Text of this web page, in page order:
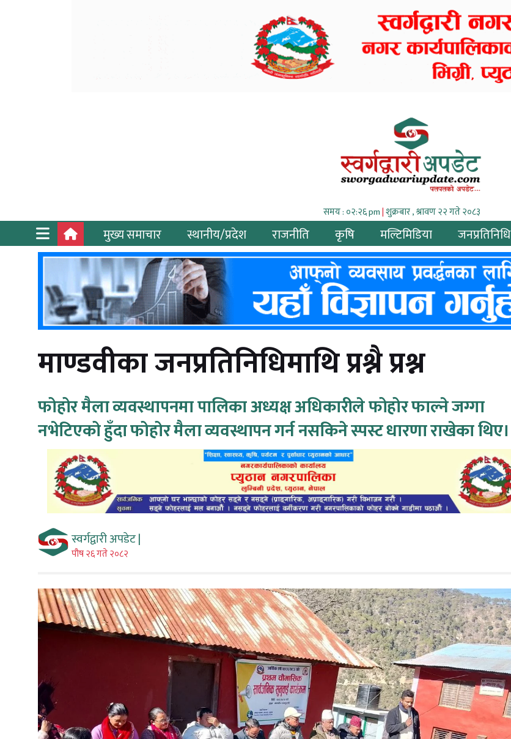
समय : ०२:२६ pm|शुक्रबार , श्रावण २२ गते २०८३
मुख्य समाचार स्थानीय/प्रदेश राजनीति कृषि मल्टिमिडिया जनप्रतिनिधि
माण्डवीका जनप्रतिनिधिमाथि प्रश्नै प्रश्न
फोहोर मैला व्यवस्थापनमा पालिका अध्यक्ष अधिकारीले फोहोर फाल्ने जग्गा
नभेटिएको हुँदा फोहोर मैला व्यवस्थापन गर्न नसकिने स्पस्ट धारणा राखेका थिए।
स्वर्गद्वारी अपडेट |
पौष २६ गते २०८२